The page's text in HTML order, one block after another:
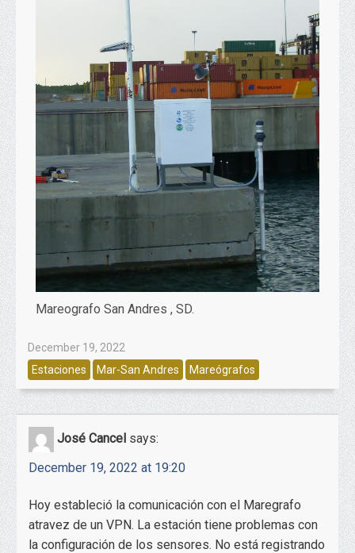
Mareografo San Andres , SD.
December 19, 2022
Estaciones
Mar-San Andres Mareógrafos
José Cancel says:
December 19, 2022 at 19:20
Hoy estableció la comunicación con el Maregrafo
atravez de un VPN. La estación tiene problemas con
la configuración de los sensores. No está registrando